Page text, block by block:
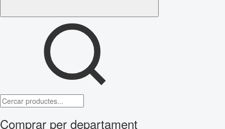
Comprar per departament